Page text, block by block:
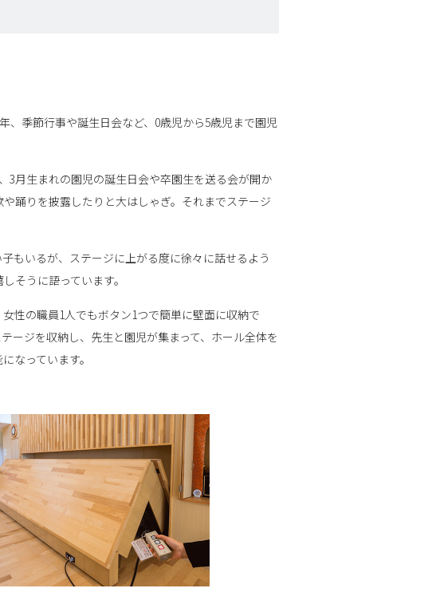
、季節行事や誕生日会など、0歳児から5歳児まで園児
3月生まれの園児の誕生日会や卒園生を送る会が開か
踊りを披露したりと大はしゃぎ。それまでステージ
もいるが、ステージに上がる度に徐々に話せるよう
そうに語っています。
性の職員1人でもボタン1つで簡単に壁面に収納で
ージを収納し、先生と園児が集まって、ホール全体を
なっています。